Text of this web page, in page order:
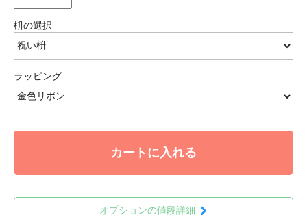
枡の選択
ラッピング
カートに入れる
オプションの値段詳細